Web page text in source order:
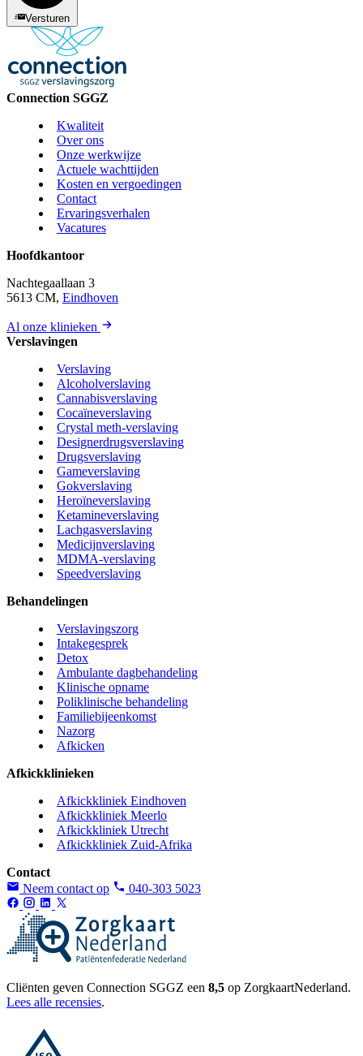
Versturen
Connection SGGZ
Kwaliteit
Over ons
Onze werkwijze
Actuele wachttijden
Kosten en vergoedingen
Contact
Ervaringsverhalen
Vacatures
Hoofdkantoor
Nachtegaallaan 3
5613 CM, Eindhoven
Al onze klinieken
Verslavingen
Verslaving
Alcoholverslaving
Cannabisverslaving
Cocaïneverslaving
Crystal meth-verslaving
Designerdrugsverslaving
Drugsverslaving
Gameverslaving
Gokverslaving
Heroïneverslaving
Ketamineverslaving
Lachgasverslaving
Medicijnverslaving
MDMA-verslaving
Speedverslaving
Behandelingen
Verslavingszorg
Intakegesprek
Detox
Ambulante dagbehandeling
Klinische opname
Poliklinische behandeling
Familiebijeenkomst
Nazorg
Afkicken
Afkickklinieken
Afkickkliniek Eindhoven
Afkickkliniek Meerlo
Afkickkliniek Utrecht
Afkickkliniek Zuid-Afrika
Contact
Neem contact op
040-303 5023
Cliënten geven Connection SGGZ een 8,5 op ZorgkaartNederland.
Lees alle recensies.